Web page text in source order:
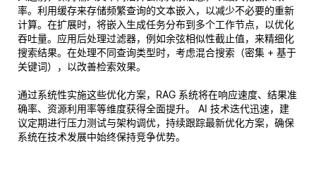
率。利用缓存来存储频繁查询的文本嵌入，以减少不必要的重新
计算。在扩展时，将嵌入生成任务分布到多个工作节点，以优化
吞吐量。应用后处理过滤器，例如余弦相似性截止值，来精细化
搜索结果。在处理不同查询类型时，考虑混合搜索（密集 + 基于
关键词），以改善检索效果。
通过系统性实施这些优化方案，RAG 系统将在响应速度、结果准
确率、资源利用率等维度获得全面提升。 AI 技术迭代迅速，建
议定期进行压力测试与架构调优，持续跟踪最新优化方案，确保
系统在技术发展中始终保持竞争优势。